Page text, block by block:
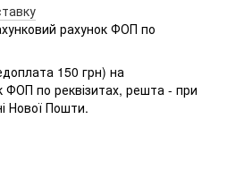
рахунок ФОП по
150 грн) на
ФОП по реквізитах, решта - при
Нової Пошти.